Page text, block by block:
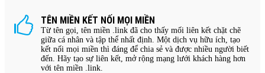
TÊN MIỀN KẾT NỐI MỌI MIỀN
Từ tên gọi, tên miền .link đã cho thấy mối liên kết chặt chẽ
giữa cá nhân và tập thể nhất định. Một dịch vụ hữu ích, tạo
kết nối mọi miền thì đáng để chia sẻ và được nhiều người biết
đến. Hãy tạo sự liên kết, mở rộng mạng lưới khách hàng hơn
với tên miền .link.